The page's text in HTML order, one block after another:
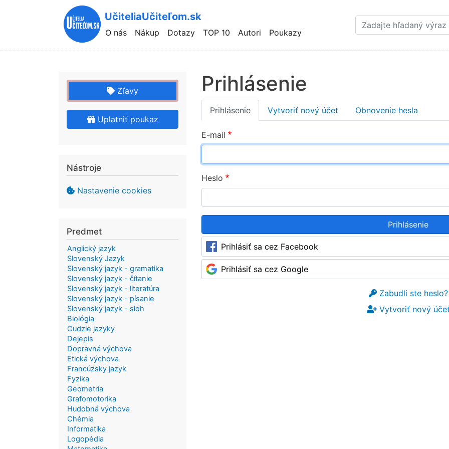
hlavný
UčiteliaUčiteľom.sk
Hlavní
navigace
O nás Nákup Dotazy TOP 10 Autori Poukazy
Prihlásenie
Primary
tabs
Prihlásenie Vytvoriť nový účet Obnovenie hesla
E-mail
Heslo
Prihlásiť sa cez Facebook
Prihlásiť sa cez Google
Zabudli ste heslo?
Vytvoriť nový
Zľavy
Uplatniť poukaz
Nástroje
Nastavenie cookies
Predmet
Anglický jazyk
Slovenský Jazyk
Slovenský jazyk - gramatika
Slovenský jazyk - čítanie
Slovenský jazyk - literatúra
Slovenský jazyk - písanie
Slovenský jazyk - sloh
Biológia
Cudzie jazyky
Dejepis
Dopravná výchova
Etická výchova
Francúzsky jazyk
Fyzika
Geometria
Grafomotorika
Hudobná výchova
Chémia
Informatika
Logopédia